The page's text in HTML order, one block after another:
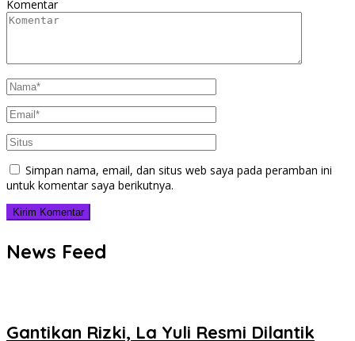
Komentar
Simpan nama, email, dan situs web saya pada peramban ini
untuk komentar saya berikutnya.
News Feed
Gantikan Rizki, La Yuli Resmi Dilantik